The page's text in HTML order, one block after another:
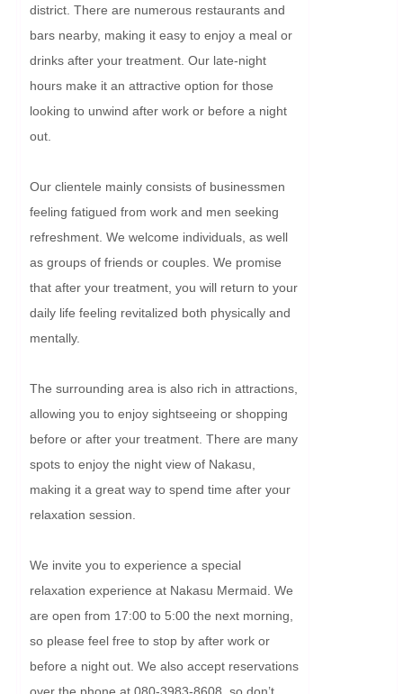
district. There are numerous restaurants and
bars nearby, making it easy to enjoy a meal or
drinks after your treatment. Our late-night
hours make it an attractive option for those
looking to unwind after work or before a night
out.
Our clientele mainly consists of businessmen
feeling fatigued from work and men seeking
refreshment. We welcome individuals, as well
as groups of friends or couples. We promise
that after your treatment, you will return to your
daily life feeling revitalized both physically and
mentally.
The surrounding area is also rich in attractions,
allowing you to enjoy sightseeing or shopping
before or after your treatment. There are many
spots to enjoy the night view of Nakasu,
making it a great way to spend time after your
relaxation session.
We invite you to experience a special
relaxation experience at Nakasu Mermaid. We
are open from 17:00 to 5:00 the next morning,
so please feel free to stop by after work or
before a night out. We also accept reservations
over the phone at 080-3983-8608, so don’t